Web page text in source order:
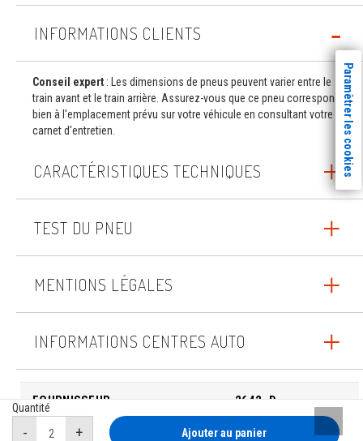
Quantité
Ajouter au panier
INFORMATIONS CLIENTS
Conseil expert : Les dimensions de pneus peuvent varier entre le
train avant et le train arrière. Assurez-vous que ce pneu correspond
bien à l'emplacement prévu sur votre véhicule en consultant votre
carnet d'entretien.
CARACTÉRISTIQUES TECHNIQUES
TEST DU PNEU
MENTIONS LÉGALES
INFORMATIONS CENTRES AUTO
FOURNISSEUR 2642_D
Paramètrer les cookies